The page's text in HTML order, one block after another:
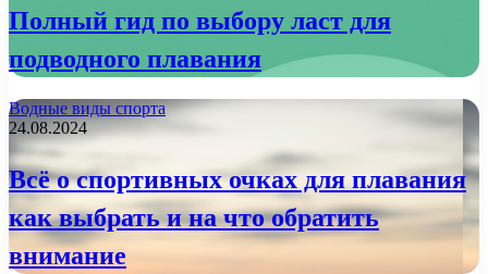
Полный гид по выбору ласт для
подводного плавания
Водные виды спорта
24.08.2024
Всё о спортивных очках для плавания
как выбрать и на что обратить
внимание